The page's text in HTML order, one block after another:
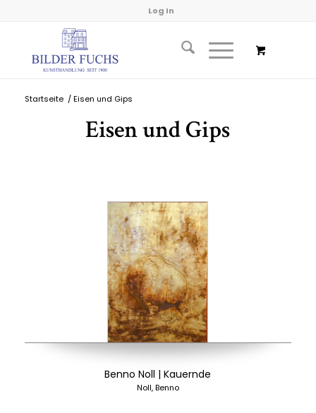
Log In
Startseite / Eisen und Gips
Eisen und Gips
Benno Noll | Kauernde
Noll, Benno